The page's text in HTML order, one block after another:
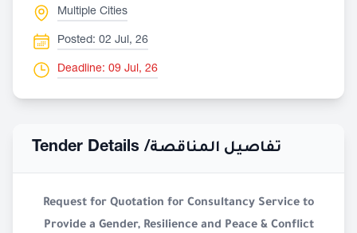
Multiple Cities
Posted: 02 Jul, 26
Deadline: 09 Jul, 26
Tender Details /تفاصيل المناقصة
Request for Quotation for Consultancy Service to
Provide a Gender, Resilience and Peace & Conflict